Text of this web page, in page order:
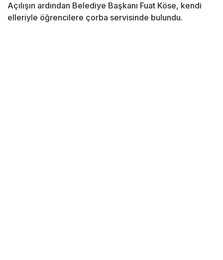
Açılışın ardından Belediye Başkanı Fuat Köse, kendi
elleriyle öğrencilere çorba servisinde bulundu.